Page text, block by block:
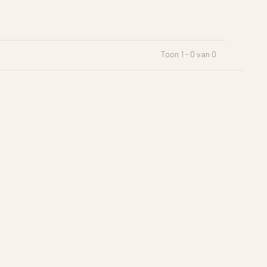
Toon 1 - 0 van 0